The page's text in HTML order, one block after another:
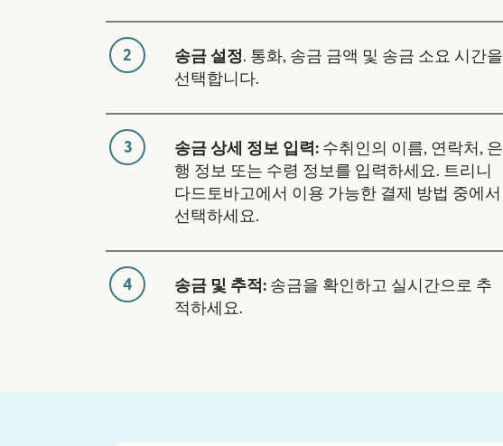
2 송금 설정. 통화, 송금 금액 및 송금 소요 시간을
선택합니다.
3 송금 상세 정보 입력: 수취인의 이름, 연락처, 은
행 정보 또는 수령 정보를 입력하세요. 트리니
다드토바고에서 이용 가능한 결제 방법 중에서
선택하세요.
4 송금 및 추적: 송금을 확인하고 실시간으로 추
적하세요.